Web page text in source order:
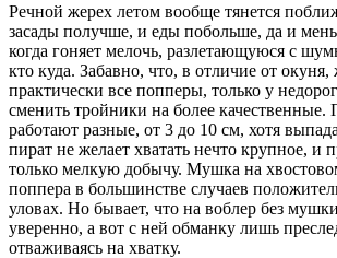
Речной жерех летом вообще тянется
засады получше, и еды побольше, да и
когда гоняет мелочь, разлетающуюся с
кто куда. Забавно, что, в отличие от окуня,
практически все попперы, только у
сменить тройники на более качественные.
работают разные, от 3 до 10 см, хотя
пират не желает хватать нечто крупное, и
только мелкую добычу. Мушка на
поппера в большинстве случаев
уловах. Но бывает, что на воблер без
уверенно, а вот с ней обманку лишь
отваживаясь на хватку.